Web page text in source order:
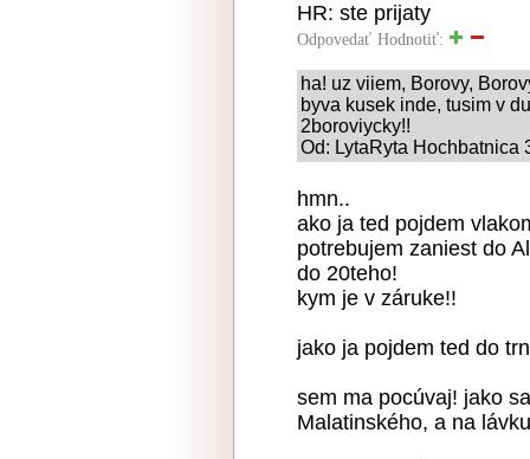
HR: ste prijaty
Odpovedať Hodnotiť:
ha! uz viiem, Borovy,
byva kusek inde, tusim v
2boroviycky!!
Od: LytaRyta Hochbatnica
hmn..
ako ja ted pojdem
potrebujem zaniest do
do 20teho!
kym je v záruke!!
jako ja pojdem ted do
sem ma pocúvaj! jako
Malatinského, a na